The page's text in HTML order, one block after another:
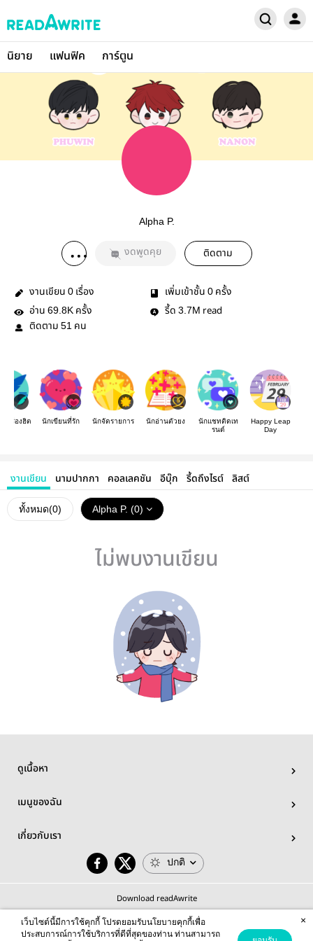
นิยาย แฟนฟิค การ์ตูน
Alpha P.
งดพูดคุย ติดตาม
งานเขียน 0 เรื่อง เพิ่มเข้าชั้น 0 ครั้ง
อ่าน 69.8K ครั้ง รี้ด 3.7M read
ติดตาม 51 คน
งเรื่องฮิต นักเขียนที่รัก นักจัดรายการ นักอ่านตัวยง
นักแชทติดเท
รนด์
Happy Leap
Day
งานเขียน นามปากกา คอลเลคชัน อีบุ๊ก รี้ดถึงไรต์ ลิสต์
ทั้งหมด(0) Alpha P. (0)
ไม่พบงานเขียน
ดูเนื้อหา
เมนูของฉัน
เกี่ยวกับเรา
ปกติ
Download readAwrite
เว็บไซต์นี้มีการใช้คุกกี้ โปรดยอมรับนโยบายคุกกี้เพื่อ
ประสบการณ์การใช้บริการที่ดีที่สุดของท่าน ท่านสามารถ
×